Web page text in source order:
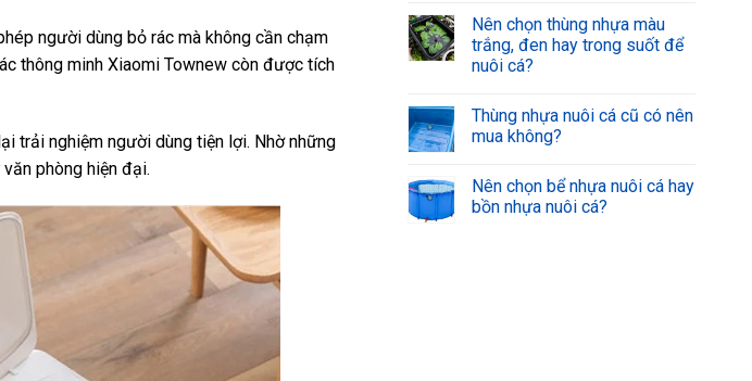
người dùng bỏ rác mà không cần chạm
thông minh Xiaomi Townew còn được tích
trải nghiệm người dùng tiện lợi. Nhờ những
phòng hiện đại.
Nên chọn thùng nhựa màu
trắng, đen hay trong suốt để
nuôi cá?
Thùng nhựa nuôi cá cũ có nên
mua không?
Nên chọn bể nhựa nuôi cá hay
bồn nhựa nuôi cá?